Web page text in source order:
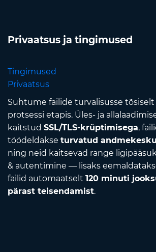
Privaatsus ja tingimused
Tingimused
Privaatsus
Suhtume failide turvalisusse tõsiselt
protsessi etapis. Üles- ja
kaitstud SSL/TLS-krüptimisega,
töödeldakse turvatud
ning neid kaitsevad range
& autentimine — lisaks
failid automaatselt 120 minuti
pärast teisendamist.